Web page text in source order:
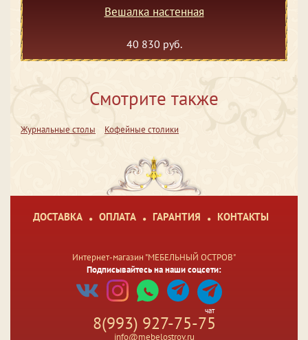
Вешалка настенная
40 830 руб.
Смотрите также
Журнальные столы Кофейные столики
ДОСТАВКА ОПЛАТА ГАРАНТИЯ КОНТАКТЫ
Интернет-магазин "МЕБЕЛЬНЫЙ ОСТРОВ"
Подписывайтесь на наши соцсети:
чат
8(993) 927-75-75
info@mebelostrov.ru